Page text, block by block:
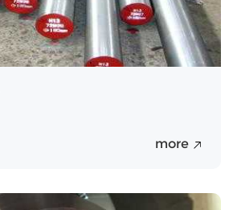
more